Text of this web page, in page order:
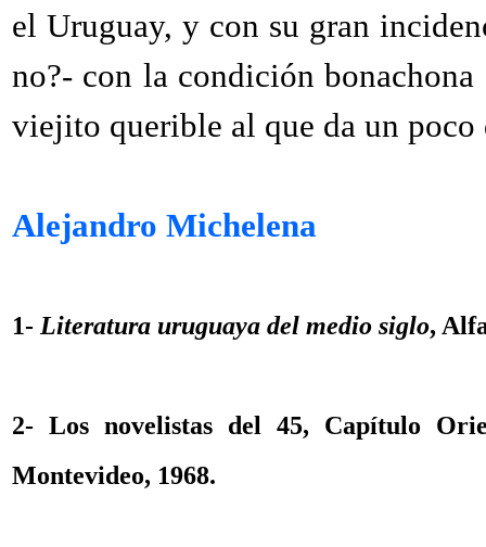
el Uruguay, y con su gran
no?- con la condición
viejito querible al que da un
Alejandro Michelena
1- Literatura uruguaya del medio siglo,
2- Los novelistas del 45, Capítulo
Montevideo, 1968.